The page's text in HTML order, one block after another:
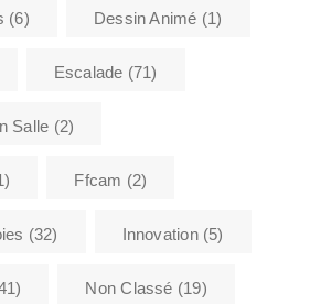
(6) Dessin Animé (1)
Escalade (71)
Salle (2)
Ffcam (2)
(32) Innovation(5)
Non Classé (19)